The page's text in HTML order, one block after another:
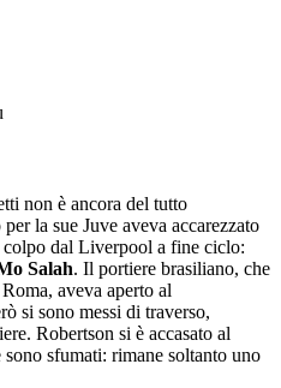
non è ancora del tutto
la sue Juve aveva accarezzato
dal Liverpool a fine ciclo:
Salah. Il portiere brasiliano, che
aveva aperto al
si sono messi di traverso,
Robertson si è accasato al
sfumati: rimane soltanto uno